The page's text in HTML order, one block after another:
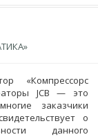
«Компрессорс
JCB — это
заказчики
о
данного